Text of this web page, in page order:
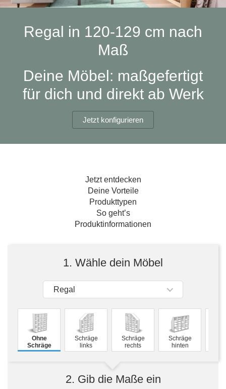
Schuhschrank
Hängeschrank
Hängeboard
TV-Möbel
Massivholz
Badregal
SpiegelschrankPolstermöbel
Sessel
Hocker
Küche
Selection
Outdoorküche
der
Regal in 120-129 cm nach
Maß
Deine Möbel: maßgefertigt
für dich und direkt ab Werk
Jetzt konfigurieren
Jetzt entdecken
Deine Vorteile
Produkttypen
So geht’s
Produktinformationen
1. Wähle dein Möbel
Regal
Ohne
Schräge
Schräge
links
Schräge
rechts
Schräge
hinten
2. Gib die Maße ein
Für Dachschrägen
Kommoden
Massivholz-Schränke & -Regale
Wandboards